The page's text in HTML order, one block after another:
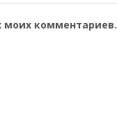
моих комментариев.